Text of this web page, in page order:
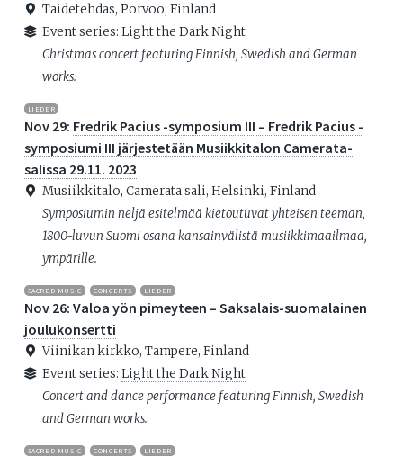
Taidetehdas, Porvoo, Finland
Event series: Light the Dark Night
Christmas concert featuring Finnish, Swedish and German
works.
LIEDER
Nov 29: Fredrik Pacius -sym­po­siu­m III – Fredrik Pacius -
symposiumi III järjestetään Musiikkitalon Camerata-
salissa 29.11. 2023
Musiikkitalo, Camerata sali, Helsinki, Finland
Symposiumin neljä esitelmää kietoutuvat yhteisen teeman,
1800-luvun Suomi osana kansainvälistä musiikkimaailmaa,
ympärille.
SACRED MUSIC CONCERTS LIEDER
Nov 26: Valoa yön pimeyteen – Saksalais-suomalainen
joulukonsertti
Viinikan kirkko, Tampere, Finland
Event series: Light the Dark Night
Concert and dance performance featuring Finnish, Swedish
and German works.
SACRED MUSIC CONCERTS LIEDER